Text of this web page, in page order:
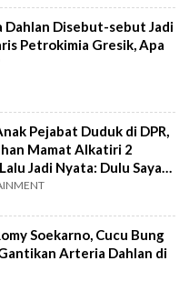
Disebut-sebut Jadi
Petrokimia Gresik, Apa
Pejabat Duduk di DPR,
Mamat Alkatiri 2
Jadi Nyata: Dulu Saya
Soekarno, Cucu Bung
Arteria Dahlan di